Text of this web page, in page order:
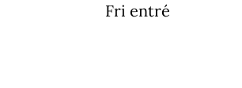
Fri entré